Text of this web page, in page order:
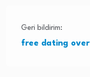
Geri bildirim:
free dating